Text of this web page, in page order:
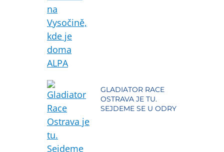
GLADIATOR RACE
OSTRAVA JE TU.
SEJDEME SE U ODRY